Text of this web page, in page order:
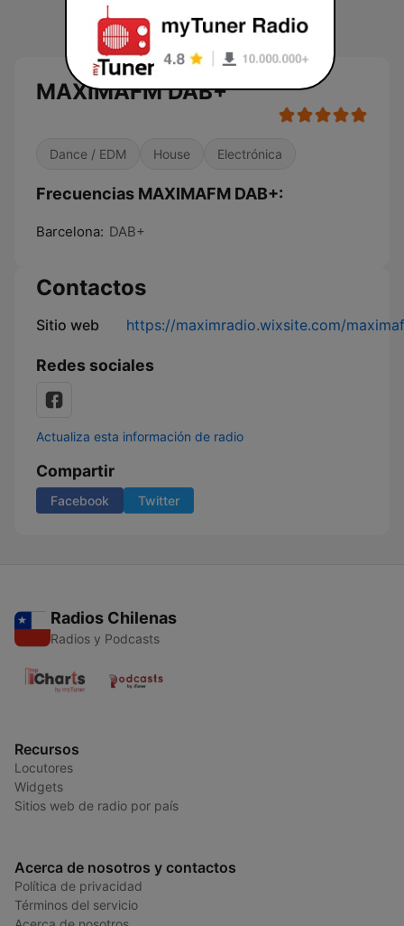
MAXIMAFM DAB+
Dance / EDM House Electrónica
Frecuencias MAXIMAFM DAB+:
Barcelona: DAB+
Contactos
Sitio web https://maximradio.wixsite.com/
Redes sociales
Actualiza esta información de radio
Compartir
Facebook Twitter
Radios Chilenas
Radios y Podcasts
Recursos
Locutores
Widgets
Sitios web de radio por país
Acerca de nosotros y contactos
Política de privacidad
Términos del servicio